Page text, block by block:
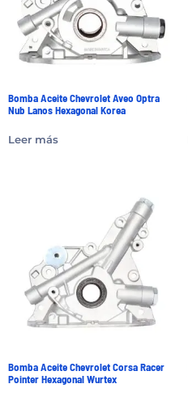
Bomba Aceite Chevrolet Aveo Optra
Nub Lanos Hexagonal Korea
Leer más
Bomba Aceite Chevrolet Corsa Racer
Pointer Hexagonal Wurtex